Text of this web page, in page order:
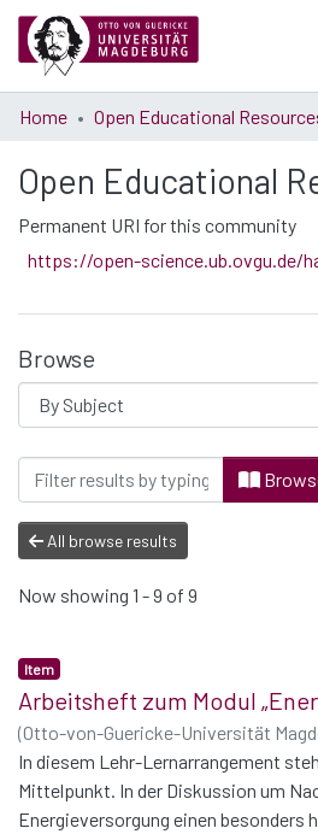
Communities
All of Open Science
Home Open Educational
Open Educational
Permanent URI for this community
https://open-science.ub.ovgu.de/
Browse
Browsing Open
All browse results
Now showing 1 - 9 of 9
Item
Arbeitsheft zum Modul
(Otto-von-Guericke-Universität
Stefan;Brand, Lisa-Marie;König,
Vieback, Linda
In diesem Lehr-Lernarrangement
Mittelpunkt. In der Diskussion um
Energieversorgung einen besonders